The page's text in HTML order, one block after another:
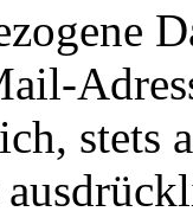
stets